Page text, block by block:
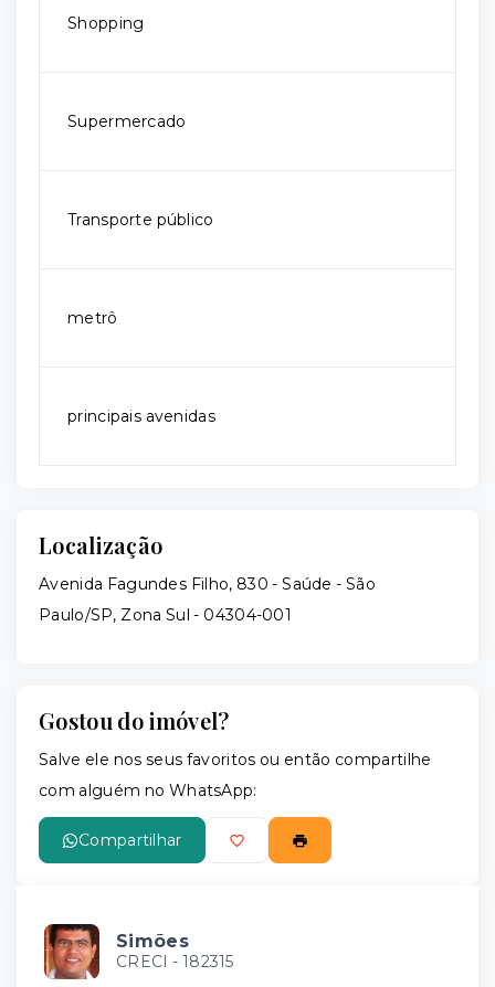
Shopping
Supermercado
Transporte público
metrô
principais avenidas
Localização
Avenida Fagundes Filho, 830 - Saúde - São
Paulo/SP, Zona Sul - 04304-001
Gostou do imóvel?
Salve ele nos seus favoritos ou então compartilhe
com alguém no WhatsApp:
Compartilhar
Simões
CRECI - 182315